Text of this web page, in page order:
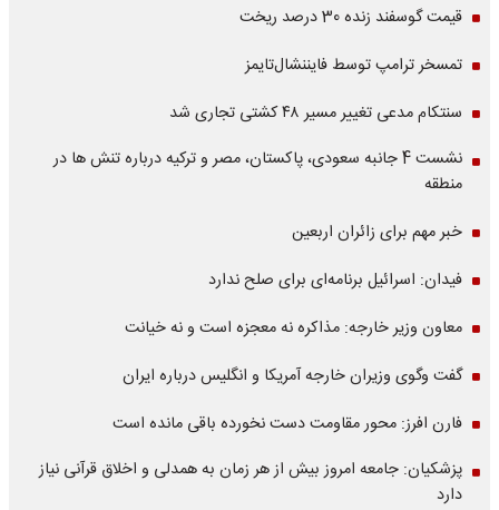
قیمت گوسفند زنده 30 درصد ریخت
تمسخر ترامپ توسط فایننشال‌تایمز
سنتکام مدعی تغییر مسیر ۴۸ کشتی تجاری شد
نشست 4 جانبه سعودی، پاکستان، مصر و ترکیه درباره تنش ها در
منطقه
خبر مهم برای زائران اربعین
فیدان: اسرائیل برنامه‌ای برای صلح ندارد
معاون وزیر خارجه: مذاکره نه معجزه است و نه خیانت
گفت وگوی وزیران خارجه آمریکا و انگلیس درباره ایران
فارن افرز: محور مقاومت دست نخورده باقی مانده است
پزشکیان: جامعه امروز بیش از هر زمان به همدلی و اخلاق قرآنی نیاز
دارد